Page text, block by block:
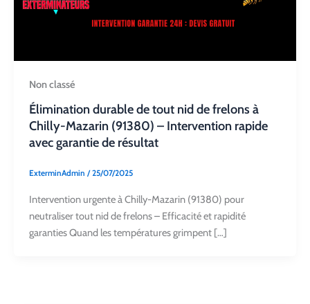
Non classé
Élimination durable de tout nid de frelons à
Chilly-Mazarin (91380) – Intervention rapide
avec garantie de résultat
ExterminAdmin /25/07/2025
Intervention urgente à Chilly-Mazarin (91380) pour
neutraliser tout nid de frelons – Efficacité et rapidité
garanties Quand les températures grimpent […]